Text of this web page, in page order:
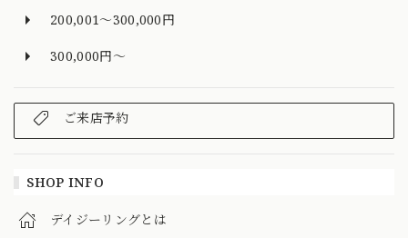
200,001～300,000円
300,000円～
ご来店予約
SHOP INFO
デイジーリングとは